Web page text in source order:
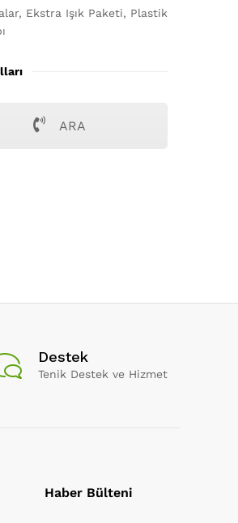
Ekstra Işık Paketi, Plastik
ARA
Destek
Tenik Destek ve Hizmet
Haber Bülteni